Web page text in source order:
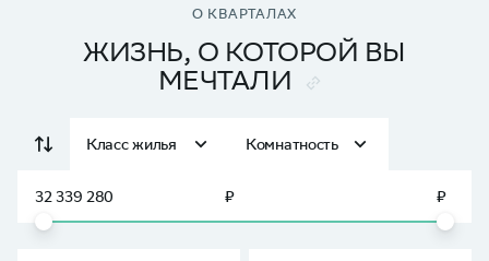
О КВАРТАЛАХ
ЖИЗНЬ, О КОТОРОЙ ВЫ
МЕЧТАЛИ
₽ ₽